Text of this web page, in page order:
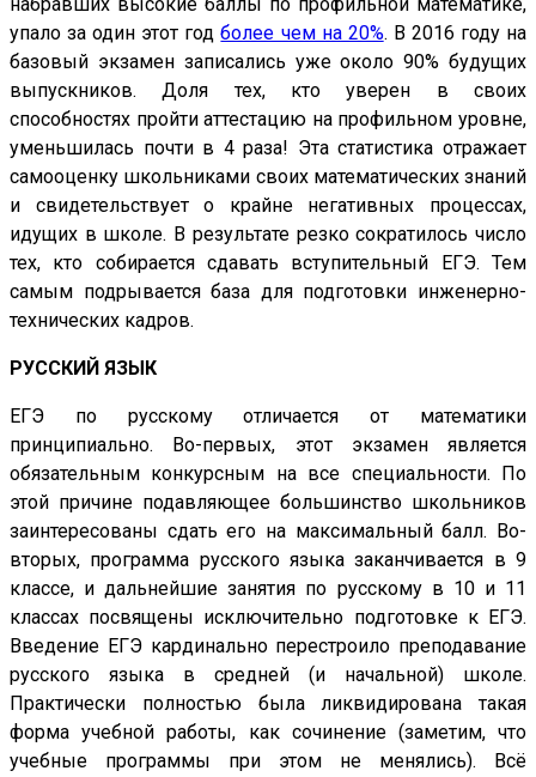
набравших высокие баллы по профильной математике,
упало за один этот годболее чем на 20%. В 2016 году на
базовый экзамен записались уже около 90% будущих
выпускников. Доля тех, кто уверен в своих
способностях пройти аттестацию на профильном уровне,
уменьшилась почти в 4 раза! Эта статистика отражает
самооценку школьниками своих математических знаний
и свидетельствует о крайне негативных процессах,
идущих в школе. В результате резко сократилось число
тех, кто собирается сдавать вступительный ЕГЭ. Тем
самым подрывается база для подготовки инженерно-
технических кадров.
РУССКИЙ ЯЗЫК
ЕГЭ по русскому отличается от математики
принципиально. Во-первых, этот экзамен является
обязательным конкурсным на все специальности. По
этой причине подавляющее большинство школьников
заинтересованы сдать его на максимальный балл. Во-
вторых, программа русского языка заканчивается в 9
классе, и дальнейшие занятия по русскому в 10 и 11
классах посвящены исключительно подготовке к ЕГЭ.
Введение ЕГЭ кардинально перестроило преподавание
русского языка в средней (и начальной) школе.
Практически полностью была ликвидирована такая
форма учебной работы, как сочинение (заметим, что
учебные программы при этом не менялись). Всё